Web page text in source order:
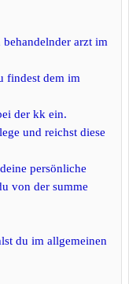
arzt im
findest dem im
der kk ein.
und reichst diese
persönliche
von der summe
du im allgemeinen